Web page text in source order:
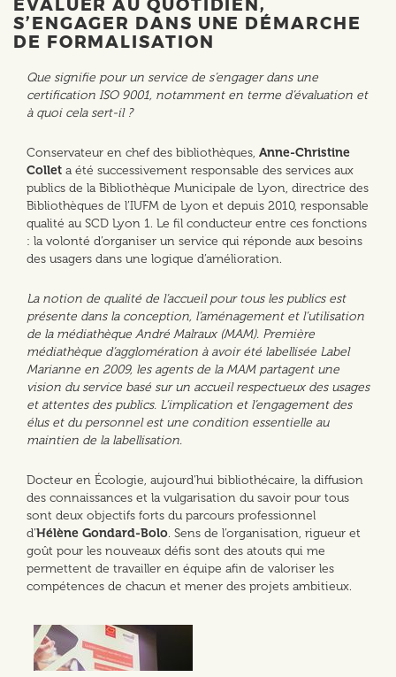
ÉVALUER AU QUOTIDIEN,
S’ENGAGER DANS UNE DÉMARCHE
DE FORMALISATION
Que signifie pour un service de s’engager dans une
certification ISO 9001, notamment en terme d’évaluation et
à quoi cela sert-il ?
Conservateur en chef des bibliothèques, Anne-Christine
Collet a été successivement responsable des services aux
publics de la Bibliothèque Municipale de Lyon, directrice des
Bibliothèques de l’IUFM de Lyon et depuis 2010, responsable
qualité au SCD Lyon 1. Le fil conducteur entre ces fonctions
: la volonté d’organiser un service qui réponde aux besoins
des usagers dans une logique d’amélioration.
La notion de qualité de l’accueil pour tous les publics est
présente dans la conception, l’aménagement et l’utilisation
de la médiathèque André Malraux (MAM). Première
médiathèque d’agglomération à avoir été labellisée Label
Marianne en 2009, les agents de la MAM partagent une
vision du service basé sur un accueil respectueux des usages
et attentes des publics. L’implication et l’engagement des
élus et du personnel est une condition essentielle au
maintien de la labellisation.
Docteur en Écologie, aujourd’hui bibliothécaire, la diffusion
des connaissances et la vulgarisation du savoir pour tous
sont deux objectifs forts du parcours professionnel
d’Hélène Gondard-Bolo. Sens de l’organisation, rigueur et
goût pour les nouveaux défis sont des atouts qui me
permettent de travailler en équipe afin de valoriser les
compétences de chacun et mener des projets ambitieux.